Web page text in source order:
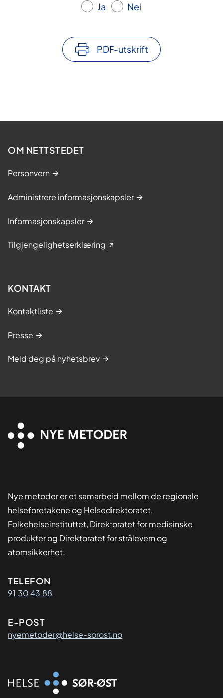
Ja Nei
PDF-utskrift
OM NETTSTEDET
Personvern
Administrere informasjonskapsler
Informasjonskapsler
Tilgjengelighetserklæring
KONTAKT
Kontaktliste
Presse
Meld deg på nyhetsbrev
Nye metoder er et samarbeid mellom de regionale
helseforetakene og Helsedirektoratet,
Folkehelseinstituttet, Direktoratet for medisinske
produkter og Direktoratet for strålevern og
atomsikkerhet.
Kontaktinformasjon
TELEFON
91 30 43 88
E-POST
nyemetoder@helse-sorost.no
Organisasjon